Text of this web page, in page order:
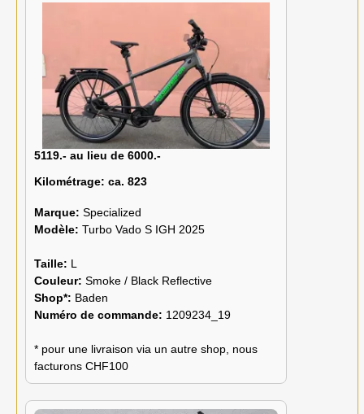
5119.- au lieu de 6000.-
Kilométrage: ca. 823
Marque: Specialized
Modèle: Turbo Vado S IGH 2025
Taille: L
Couleur: Smoke / Black Reflective
Shop*: Baden
Numéro de commande: 1209234_19
* pour une livraison via un autre shop, nous
facturons CHF100